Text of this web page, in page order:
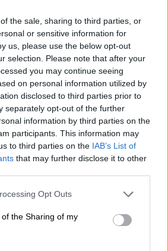
the sale, sharing to third parties, or
or sensitive information for
us, please use the below opt-out
selection. Please note that after your
you may continue seeing
on personal information utilized by
disclosed to third parties prior to
separately opt-out of the further
information by third parties on the
participants. This information may
to third parties on the IAB’s List of
that may further disclose it to other
Opt Outs
the Sharing of my
ανάπτυξης για ασφαλιστικές και
Αποτελέσματα A’ Εξαμήνου 2026 -
και νέα ρεκόρ επιδόσεων
15 δισ. το 2026, η «ακτινογραφία» της
η δυναμική επιστροφή της
η CrediaBank
ο Έλληνας χειρουργός Χρήστος